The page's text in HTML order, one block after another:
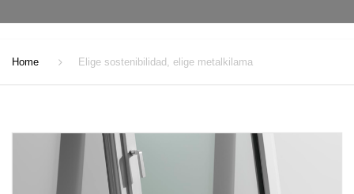
Home Elige sostenibilidad, elige metalkilama